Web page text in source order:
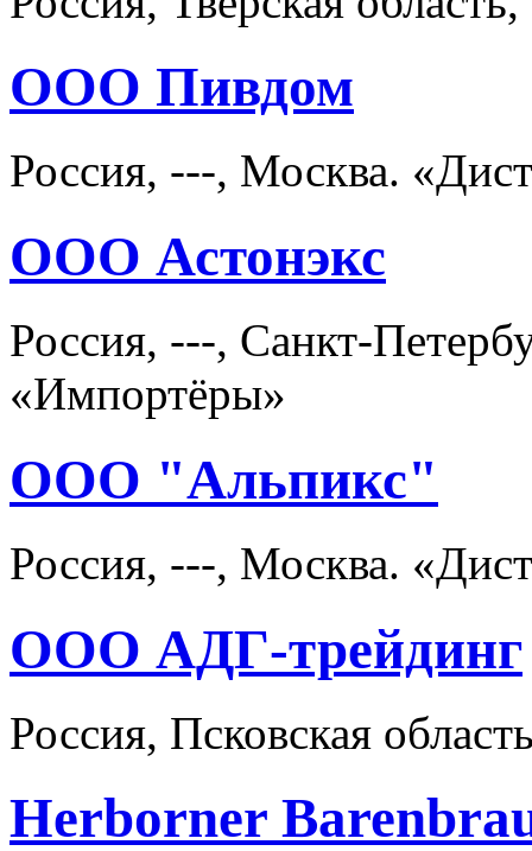
ООО Пивдом
Россия, ---, Москва.
ООО Астонэкс
Россия, ---, Санкт-
«Импортёры»
ООО "Альпикс"
Россия, ---, Москва.
ООО АДГ-трейдинг
Россия, Псковская
Herborner